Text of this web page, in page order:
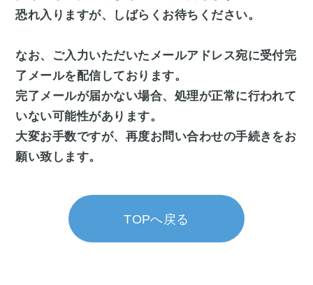
恐れ入りますが、しばらくお待ちください。
なお、ご入力いただいたメールアドレス宛に受付完
了メールを配信しております。
完了メールが届かない場合、処理が正常に行われて
いない可能性があります。
大変お手数ですが、再度お問い合わせの手続きをお
願い致します。
TOPへ戻る